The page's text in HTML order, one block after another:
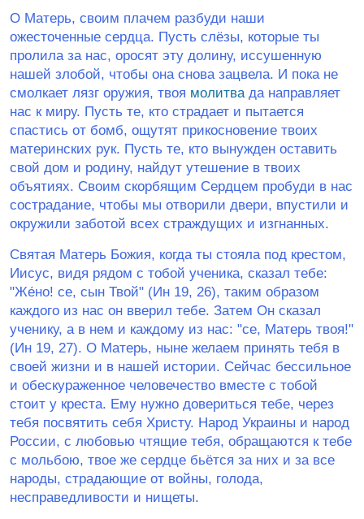
О Матерь, своим плачем разбуди наши
ожесточенные сердца. Пусть слёзы, которые ты
пролила за нас, оросят эту долину, иссушенную
нашей злобой, чтобы она снова зацвела. И пока не
смолкает лязг оружия, твоя молитвада направляет
нас к миру. Пусть те, кто страдает и пытается
спастись от бомб, ощутят прикосновение твоих
материнских рук. Пусть те, кто вынужден оставить
свой дом и родину, найдут утешение в твоих
объятиях. Своим скорбящим Сердцем пробуди в нас
сострадание, чтобы мы отворили двери, впустили и
окружили заботой всех страждущих и изгнанных.
Святая Матерь Божия, когда ты стояла под крестом,
Иисус, видя рядом с тобой ученика, сказал тебе:
ʺЖе́но! се, сын Твойʺ (Ин 19, 26), таким образом
каждого из нас он вверил тебе. Затем Он сказал
ученику, а в нем и каждому из нас: ʺсе, Матерь твоя!ʺ
(Ин 19, 27). О Матерь, ныне желаем принять тебя в
своей жизни и в нашей истории. Сейчас бессильное
и обескураженное человечество вместе с тобой
стоит у креста. Ему нужно довериться тебе, через
тебя посвятить себя Христу. Народ Украины и народ
России, с любовью чтящие тебя, обращаются к тебе
с мольбою, твое же сердце бьётся за них и за все
народы, страдающие от войны, голода,
несправедливости и нищеты.